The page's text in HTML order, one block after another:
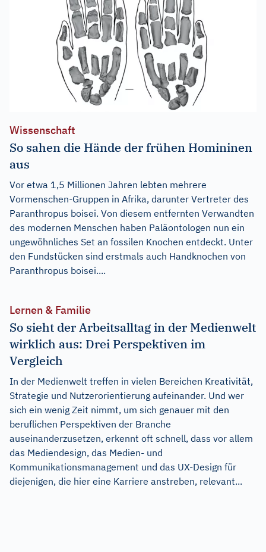
Wissenschaft
So sahen die Hände der frühen Homininen
aus
Vor etwa 1,5 Millionen Jahren lebten mehrere
Vormenschen-Gruppen in Afrika, darunter Vertreter des
Paranthropus boisei. Von diesem entfernten Verwandten
des modernen Menschen haben Paläontologen nun ein
ungewöhnliches Set an fossilen Knochen entdeckt. Unter
den Fundstücken sind erstmals auch Handknochen von
Paranthropus boisei....
Lernen & Familie
So sieht der Arbeitsalltag in der Medienwelt
wirklich aus: Drei Perspektiven im
Vergleich
In der Medienwelt treffen in vielen Bereichen Kreativität,
Strategie und Nutzerorientierung aufeinander. Und wer
sich ein wenig Zeit nimmt, um sich genauer mit den
beruflichen Perspektiven der Branche
auseinanderzusetzen, erkennt oft schnell, dass vor allem
das Mediendesign, das Medien- und
Kommunikationsmanagement und das UX-Design für
diejenigen, die hier eine Karriere anstreben, relevant...